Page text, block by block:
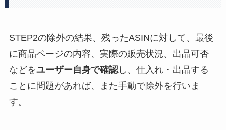
STEP2の除外の結果、残ったASINに対して、最後
に商品ページの内容、実際の販売状況、出品可否
などをユーザー自身で確認し、仕入れ・出品する
ことに問題があれば、また手動で除外を行いま
す。